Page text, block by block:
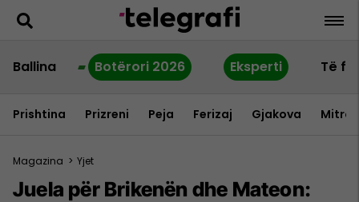
Ballina Botërori 2026 Eksperti Të
Prishtina Prizreni Peja Ferizaj Gjakova
Magazina > Yjet
Juela për Brikenën dhe Mateon: